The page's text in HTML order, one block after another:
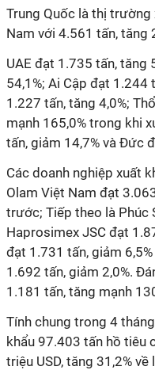
Trung Quốc là thị
Nam với 4.561 tấn, tăng
UAE đạt 1.735 tấn, tăng
54,1%; Ai Cập đạt 1.244
1.227 tấn, tăng 4,0%;
mạnh 165,0% trong khi
tấn, giảm 14,7% và Đức
Các doanh nghiệp xuất
Olam Việt Nam đạt
trước; Tiếp theo là Phúc
Haprosimex JSC đạt
đạt 1.731 tấn, giảm
1.692 tấn, giảm 2,0%.
1.181 tấn, tăng mạnh
Tính chung trong 4
khẩu 97.403 tấn hồ tiêu
triệu USD, tăng 31,2%